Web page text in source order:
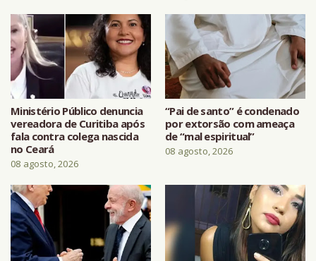
Ministério Público denuncia
vereadora de Curitiba após
fala contra colega nascida
no Ceará
08 agosto, 2026
“Pai de santo” é condenado
por extorsão com ameaça
de “mal espiritual”
08 agosto, 2026